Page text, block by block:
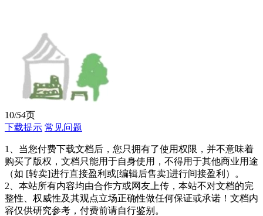
10/54页
下载提示 常见问题
1、当您付费下载文档后，您只拥有了使用权限，并不意味着
购买了版权，文档只能用于自身使用，不得用于其他商业用途
（如 [转卖]进行直接盈利或[编辑后售卖]进行间接盈利）。
2、本站所有内容均由合作方或网友上传，本站不对文档的完
整性、权威性及其观点立场正确性做任何保证或承诺！文档内
容仅供研究参考，付费前请自行鉴别。